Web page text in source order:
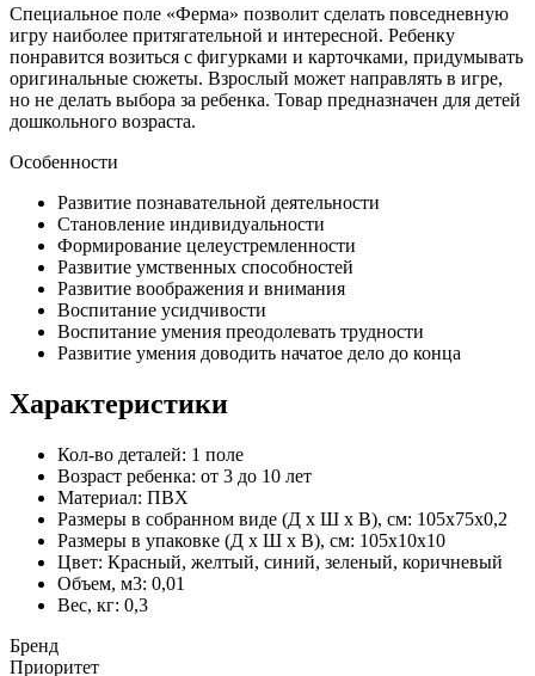
Специальное поле «Ферма» позволит сделать повседневную
игру наиболее притягательной и интересной. Ребенку
понравится возиться с фигурками и карточками, придумывать
оригинальные сюжеты. Взрослый может направлять в игре,
но не делать выбора за ребенка. Товар предназначен для детей
дошкольного возраста.
Особенности
Развитие познавательной деятельности
Становление индивидуальности
Формирование целеустремленности
Развитие умственных способностей
Развитие воображения и внимания
Воспитание усидчивости
Воспитание умения преодолевать трудности
Развитие умения доводить начатое дело до конца
Характеристики
Кол-во деталей: 1 поле
Возраст ребенка: от 3 до 10 лет
Материал: ПВХ
Размеры в собранном виде (Д х Ш х В), см: 105х75х0,2
Размеры в упаковке (Д х Ш х В), см: 105х10х10
Цвет: Красный, желтый, синий, зеленый, коричневый
Объем, м3: 0,01
Вес, кг: 0,3
Бренд
Приоритет